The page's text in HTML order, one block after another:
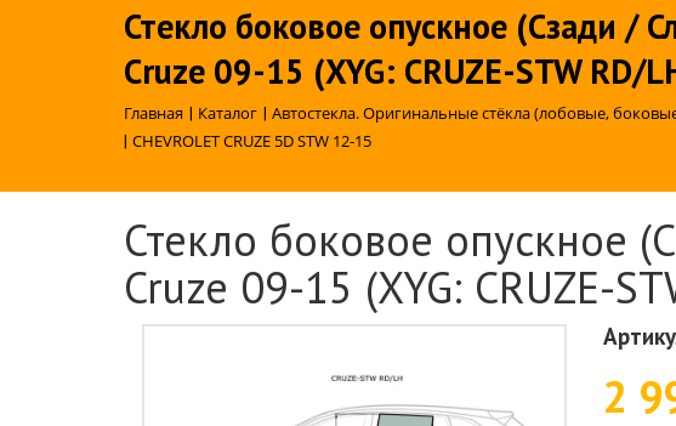
Стекло боковое опускное (Сзади /
Cruze 09-15 (XYG: CRUZE-STW RD/
Главная | Каталог | Автостекла. Оригинальные стёкла (лобовые,
| CHEVROLET CRUZE 5D STW 12-15
Стекло боковое опускное
Cruze 09-15 (XYG: CRUZE-
2